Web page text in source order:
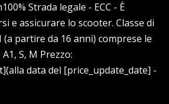
Strada legale - ECC - È
e assicurare lo scooter. Classe di
partire da 16 anni) comprese le
S, M Prezzo:
data del [price_update_date] -